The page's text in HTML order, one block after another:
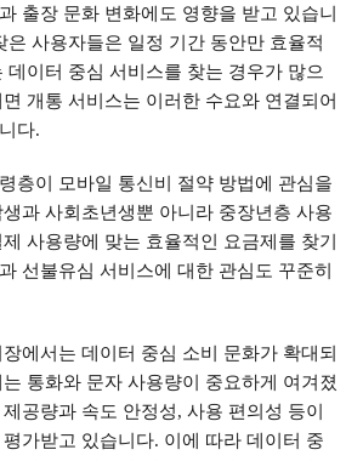
출장 문화 변화에도 영향을 받고 있습니
은 사용자들은 일정 기간 동안만 효율적
데이터 중심 서비스를 찾는 경우가 많으
개통 서비스는 이러한 수요와 연결되어
다.
층이 모바일 통신비 절약 방법에 관심을
과 사회초년생뿐 아니라 중장년층 사용
사용량에 맞는 효율적인 요금제를 찾기
선불유심 서비스에 대한 관심도 꾸준히
에서는 데이터 중심 소비 문화가 확대되
통화와 문자 사용량이 중요하게 여겨졌
공량과 속도 안정성, 사용 편의성 등이
가받고 있습니다. 이에 따라 데이터 중